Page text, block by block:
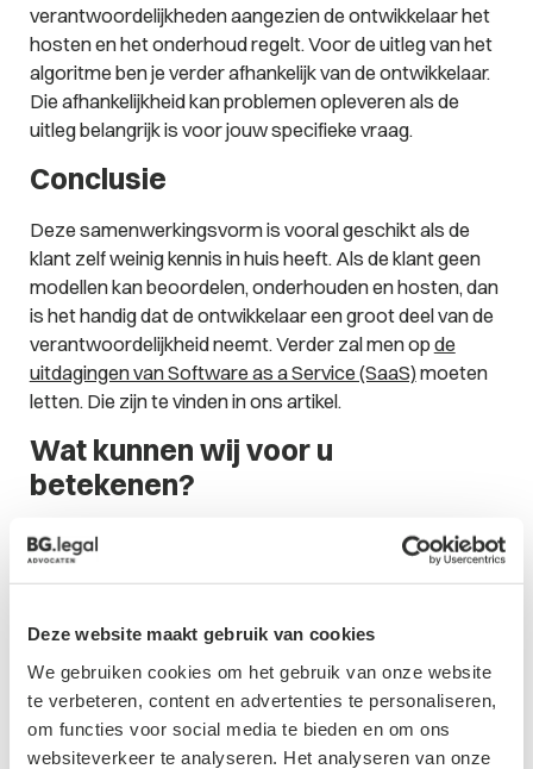
Deze website maakt gebruik van cookies
We gebruiken cookies om het gebruik van onze website
te verbeteren, content en advertenties te personaliseren,
om functies voor social media te bieden en om ons
websiteverkeer te analyseren. Het analyseren van onze
verantwoordelijkheden aangezien de ontwikkelaar het
hosten en het onderhoud regelt. Voor de uitleg van het
algoritme ben je verder afhankelijk van de ontwikkelaar.
Die afhankelijkheid kan problemen opleveren als de
uitleg belangrijk is voor jouw specifieke vraag.
Conclusie
Deze samenwerkingsvorm is vooral geschikt als de
klant zelf weinig kennis in huis heeft. Als de klant geen
modellen kan beoordelen, onderhouden en hosten, dan
is het handig dat de ontwikkelaar een groot deel van de
verantwoordelijkheid neemt. Verder zal men op de
uitdagingen van Software as a Service (SaaS)moeten
letten. Die zijn te vinden in ons artikel.
Wat kunnen wij voor u
betekenen?
AI/ML zijn niet in de wet verankerd. Dit betekent dat
partijen die gaan werken met AI/ML technologie over
verschillende aspecten van de opdracht afspraken
alsnog te bepalen. Onderwerpen zoals de selectie van
data(sets), hoe wordt een model getraind, hoe kan je je
model en algoritmes beschermen, wie is waar
verantwoordelijk / aansprakelijk voor, wie mag wat met
het algoritme, wat mag je wel en niet met de data(set),